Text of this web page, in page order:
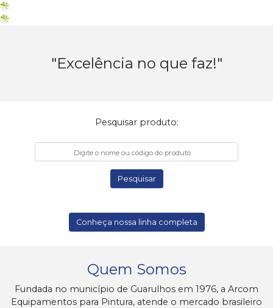
"Excelência no que faz!"
Pesquisar produto:
Pesquisar
Conheça nossa linha completa
Quem Somos
Fundada no município de Guarulhos em 1976, a Arcom
Equipamentos para Pintura, atende o mercado brasileiro